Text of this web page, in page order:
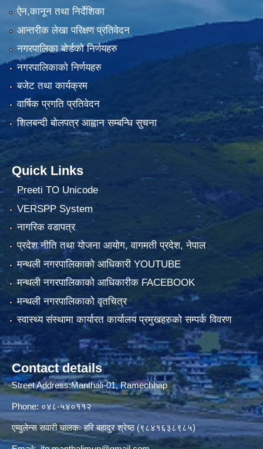
ऐन,कानून तथा निर्देशिका
आन्तरीक लेखा परिक्षण प्रतिवेदन
नगरपालिका बोर्डको निर्णयहरु
नगरपालिकाको निर्णयहरु
बजेट तथा कार्यक्रम
वार्षिक प्रगति प्रतिवेदन
शिलबन्दी बोलपत्र आह्वान सम्बन्धि सुचना
Quick Links
Preeti TO Unicode
VERSPP System
नागरिक वडापत्र
प्रदेश नीति तथा योजना आयोग, वागमती प्रदेश, नेपाल
मन्थली नगरपालिकाको आधिकारी YOUTUBE
मन्थली नगरपालिकाको आधिकारीक FACEBOOK
मन्थली नगरपालिकाको वृतचित्र
स्वास्थ्य संस्थामा कार्यारत कार्यालय प्रमुखहरुको सम्पर्क विवरण
Contact details
Street Address:Manthali-01, Ramechhap
Phone: ०४८-५४०११२
एम्वुलेन्स सवारी चालकः हरि बहादुर श्रेष्ठ (९८४१६३८९८५)